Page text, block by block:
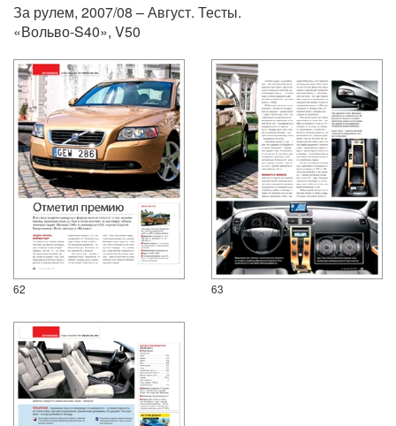
За рулем, 2007/08 – Август. Тесты.
«Вольво-S40», V50
62 63